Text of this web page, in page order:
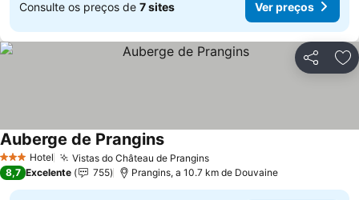
Consulte os preços de 7 sites Ver preços
Partilhar
3 EstrelasHotel Vistas do Château de Prangins
Auberge de Prangins
8,7 Excelente 755 Prangins, a 10.7 km de Douvaine